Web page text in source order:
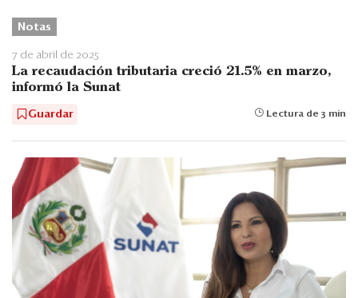
Notas
7 de abril de 2025
La recaudación tributaria creció 21.5% en marzo,
informó la Sunat
Guardar Lectura de 3 min